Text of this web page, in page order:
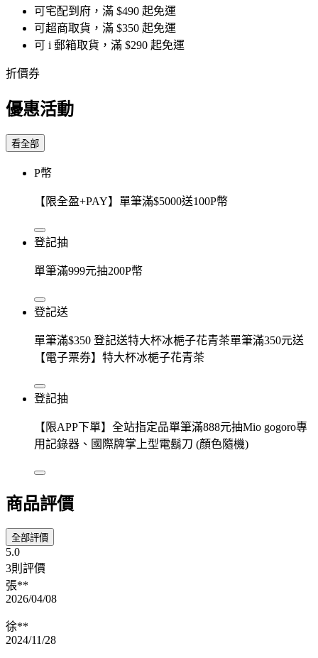
可宅配到府，滿 $490 起免運
可超商取貨，滿 $350 起免運
可 i 郵箱取貨，滿 $290 起免運
折價券
優惠活動
看全部
P幣
【限全盈+PAY】單筆滿$5000送100P幣
登記抽
單筆滿999元抽200P幣
登記送
單筆滿$350 登記送特大杯冰梔子花青茶單筆滿350元送
【電子票券】特大杯冰梔子花青茶
登記抽
【限APP下單】全站指定品單筆滿888元抽Mio gogoro專
用記錄器、國際牌掌上型電鬍刀 (顏色隨機)
商品評價
全部評價
5.0
3則評價
張**
2026/04/08
徐**
2024/11/28